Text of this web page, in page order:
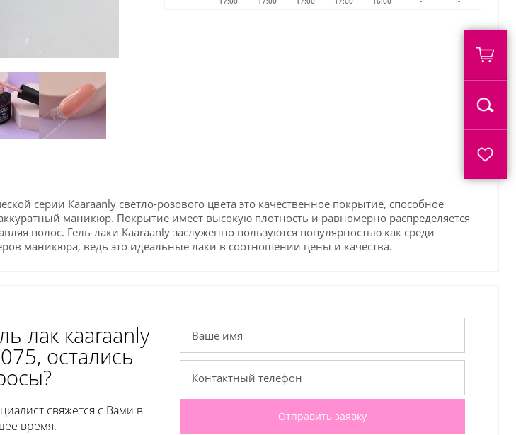
серии Кaaraanly светло-розового цвета это качественное покрытие, способное
маникюр. Покрытие имеет высокую плотность и равномерно распределяется
полос. Гель-лаки Кaaraanly заслуженно пользуются популярностью как среди
маникюра, ведь это идеальные лаки в соотношении цены и качества.
лак кaaraanly
остались
свяжется с Вами в
время.
Отправить заявку